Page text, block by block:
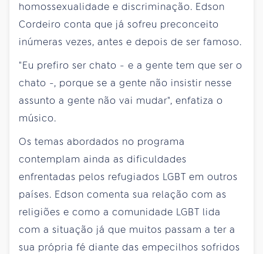
homossexualidade e discriminação. Edson
Cordeiro conta que já sofreu preconceito
inúmeras vezes, antes e depois de ser famoso.
"Eu prefiro ser chato - e a gente tem que ser o
chato -, porque se a gente não insistir nesse
assunto a gente não vai mudar", enfatiza o
músico.
Os temas abordados no programa
contemplam ainda as dificuldades
enfrentadas pelos refugiados LGBT em outros
países. Edson comenta sua relação com as
religiões e como a comunidade LGBT lida
com a situação já que muitos passam a ter a
sua própria fé diante das empecilhos sofridos